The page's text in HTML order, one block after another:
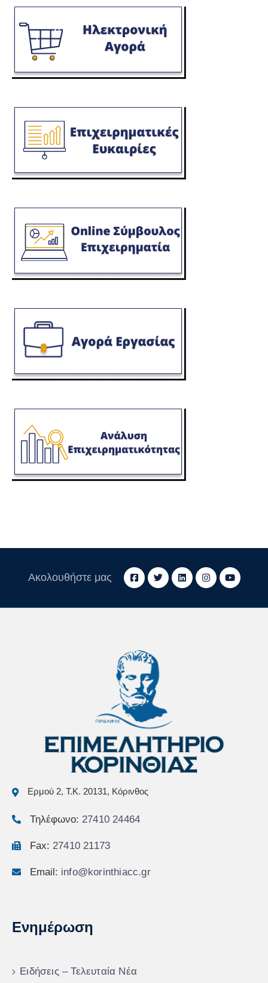
Ακολουθήστε μας
Ερμού 2, Τ.Κ. 20131, Κόρινθος
Τηλέφωνο: 27410 24464
Fax: 27410 21173
Email: info@korinthiacc.gr
Ενημέρωση
Ειδήσεις – Τελευταία Νέα